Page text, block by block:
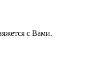
с Вами.